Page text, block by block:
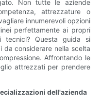
Non tutte le aziende
attrezzature o
innumerevoli opzioni
perfettamente ai propri
tecnici? Questa guida si
considerare nella scelta
Affrontando le
attrezzati per prendere
dell'azienda